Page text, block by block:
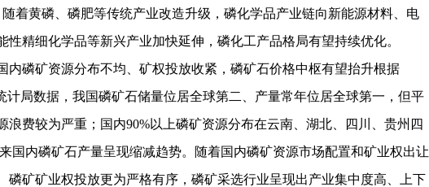
随着黄磷、磷肥等传统产业改造升级，磷化学品产业链向新能源材料、电
性精细化学品等新兴产业加快延伸，磷化工产品格局有望持续优化。
磷矿资源分布不均、矿权投放收紧，磷矿石价格中枢有望抬升根据
计局数据，我国磷矿石储量位居全球第二、产量常年位居全球第一，但平
浪费较为严重；国内90%以上磷矿资源分布在云南、湖北、四川、贵州四
国内磷矿石产量呈现缩减趋势。随着国内磷矿资源市场配置和矿业权出让
磷矿矿业权投放更为严格有序，磷矿采选行业呈现出产业集中度高、上下